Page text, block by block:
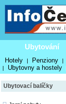
Ubytování
Hotely | Penziony |
| Ubytovny a hostely
Ubytovací balíčky